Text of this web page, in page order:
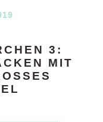
3:
MIT
G